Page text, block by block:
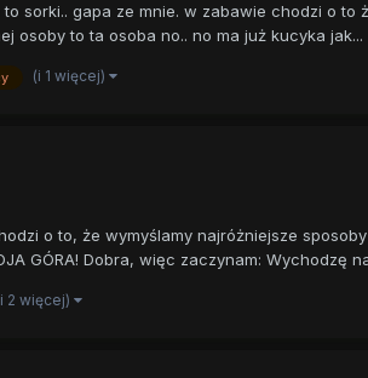
to sorki.. gapa ze mnie. w zabawie chodzi o
osoby to ta osoba no.. no ma już kucyka jak...
(i 1 więcej)
o to, że wymyślamy najróżniejsze
GÓRA! Dobra, więc zaczynam: Wychodzę
2 więcej)